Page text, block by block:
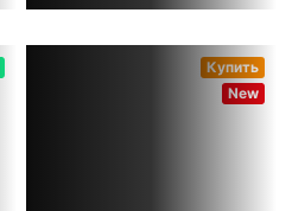
Купить
New